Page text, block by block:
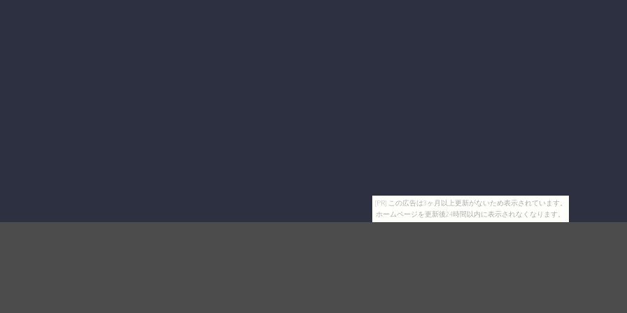
[PR] この広告は3ヶ月以上更新がないため表示されています。
ホームページを更新後24時間以内に表示されなくなります。